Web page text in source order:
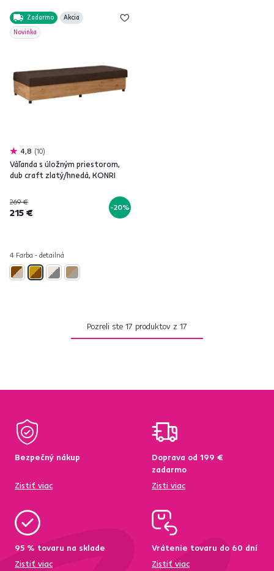
Zadarmo
Akcia
Novinka
4,8 10
Váľanda s úložným priestorom,
dub craft zlatý/hnedá, KONRI
269 €
215 € -20%
4 Farba - detailná
Pozreli ste 17 produktov z 17
Bezpečný nákup
Zistiť viac
Doprava od 199 €
zadarmo
Zisti viac
95 % tovaru na sklade
Zistiť viac
Vrátenie tovaru do 60 dní
Zistiť viac